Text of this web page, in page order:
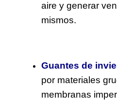
aire y generar
mismos.
Guantes de
por materiales
membranas